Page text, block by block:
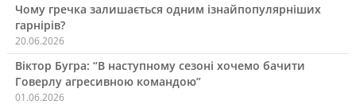
Чому гречка залишається одним ізнайпопулярніших
гарнірів?
20.06.2026
Віктор Бугра: “В наступному сезоні хочемо бачити
Говерлу агресивною командою”
01.06.2026